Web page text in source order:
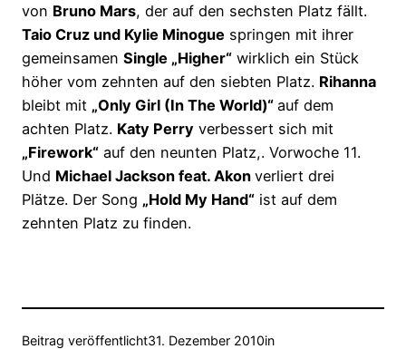
von Bruno Mars, der auf den sechsten Platz fällt.
Taio Cruz und Kylie Minogue springen mit ihrer
gemeinsamen Single „Higher“ wirklich ein Stück
höher vom zehnten auf den siebten Platz. Rihanna
bleibt mit „Only Girl (In The World)“ auf dem
achten Platz. Katy Perry verbessert sich mit
„Firework“ auf den neunten Platz,. Vorwoche 11.
Und Michael Jackson feat. Akon verliert drei
Plätze. Der Song „Hold My Hand“ ist auf dem
zehnten Platz zu finden.
Beitrag veröffentlicht31. Dezember 2010in